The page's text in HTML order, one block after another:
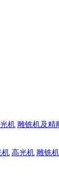
机 雕铣机及精
机 高光机 雕铣